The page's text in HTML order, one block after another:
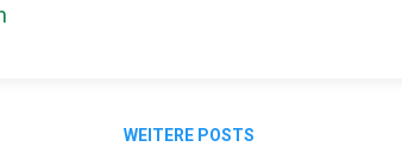
des Kantabrischen Meeres
WEITERE POSTS